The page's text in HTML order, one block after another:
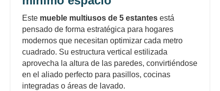
Este mueble multiusos de 5 estantes está
pensado de forma estratégica para hogares
modernos que necesitan optimizar cada metro
cuadrado. Su estructura vertical estilizada
aprovecha la altura de las paredes, convirtiéndose
en el aliado perfecto para pasillos, cocinas
integradas o áreas de lavado.
¡Sumate a la forma más ágil de
comprar!
Comprá en 3 cuotas sin recargo o hasta en
12 cuotas * ¡Solo con tu cédula!
* sujeto aprobación crediticia.